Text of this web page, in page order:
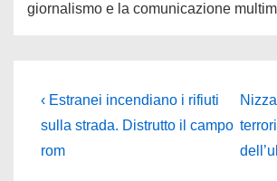
giornalismo e la comunicazione
Navigazione
articoli
L'articolo
precedente
è
‹ Estranei incendiano i rifiuti
sulla strada. Distrutto il campo
rom
Il